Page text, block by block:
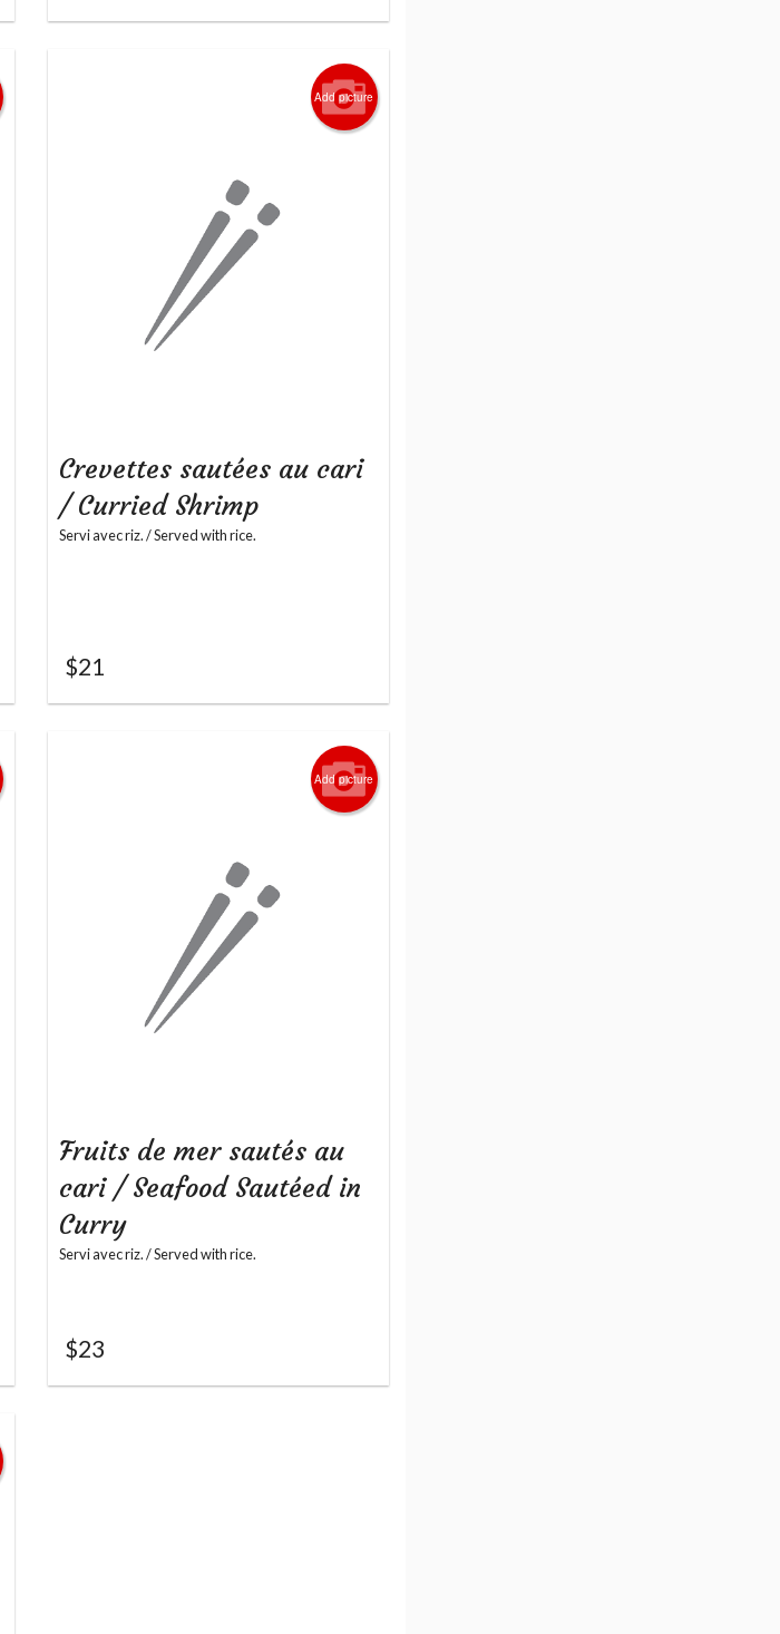
Add picture
Crevettes sautées au cari
/ Curried Shrimp
Servi avec riz. / Served with rice.
$21
Add picture
Fruits de mer sautés au
cari / Seafood Sautéed in
Curry
Servi avec riz. / Served with rice.
$23